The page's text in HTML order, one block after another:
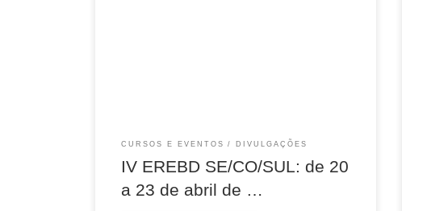
CURSOS E EVENTOS DIVULGAÇÕES
IV EREBD SE/CO/SUL: de 20
a 23 de abril de …